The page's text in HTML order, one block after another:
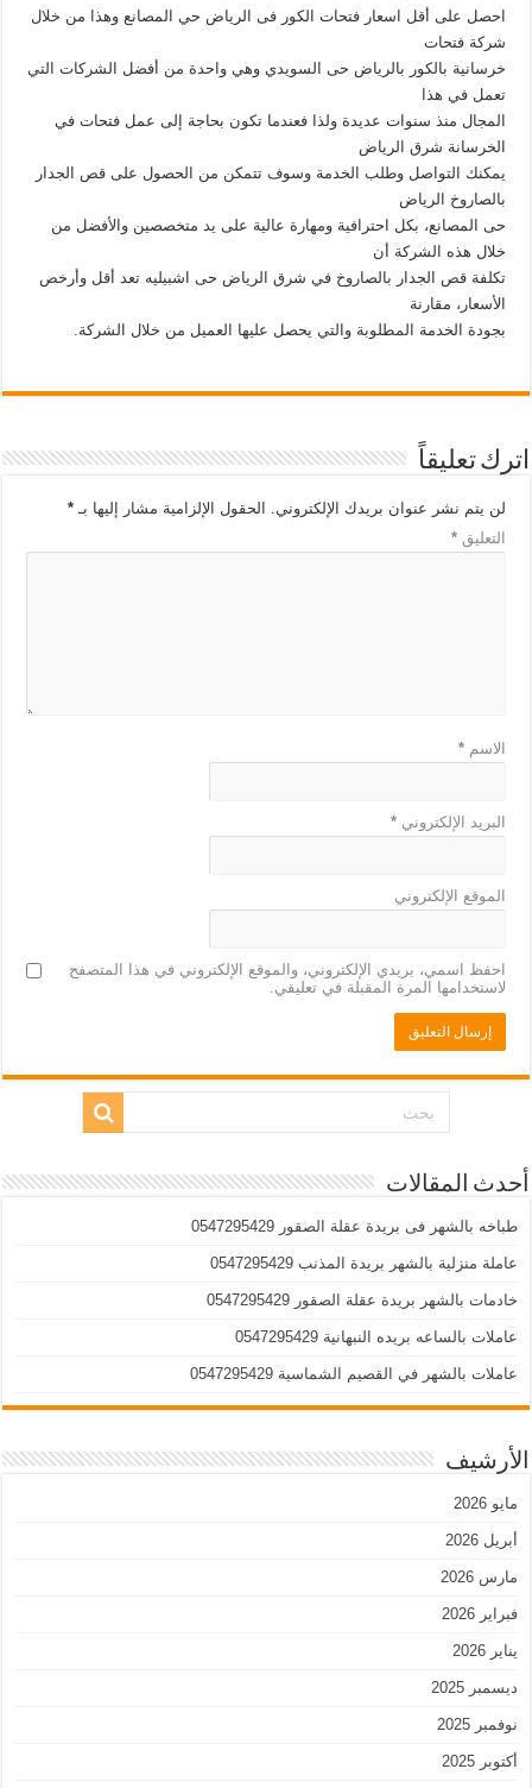
احصل على أقل اسعار فتحات الكور فى الرياض حي المصانع وهذا من خلال
شركة فتحات
خرسانية بالكور بالرياض حى السويدي وهي واحدة من أفضل الشركات التي
تعمل في هذا
المجال منذ سنوات عديدة ولذا فعندما تكون بحاجة إلى عمل فتحات في
الخرسانة شرق الرياض
يمكنك التواصل وطلب الخدمة وسوف تتمكن من الحصول على قص الجدار
بالصاروخ الرياض
حى المصانع، بكل احترافية ومهارة عالية على يد متخصصين والأفضل من
خلال هذه الشركة أن
تكلفة قص الجدار بالصاروخ في شرق الرياض حى اشبيليه تعد أقل وأرخص
الأسعار، مقارنة
بجودة الخدمة المطلوبة والتي يحصل عليها العميل من خلال الشركة.
اترك تعليقاً
لن يتم نشر عنوان بريدك الإلكتروني. الحقول الإلزامية مشار إليها بـ*
التعليق*
الاسم*
البريد الإلكتروني*
الموقع الإلكتروني
احفظ اسمي، بريدي الإلكتروني، والموقع الإلكتروني في هذا المتصفح
لاستخدامها المرة المقبلة في تعليقي.
أحدث المقالات
طباخه بالشهر فى بريدة عقلة الصقور 0547295429
عاملة منزلية بالشهر بريدة المذنب 0547295429
خادمات بالشهر بريدة عقلة الصقور 0547295429
عاملات بالساعه بريده النبهانية 0547295429
عاملات بالشهر في القصيم الشماسية 0547295429
الأرشيف
مايو 2026
أبريل 2026
مارس 2026
فبراير 2026
يناير 2026
ديسمبر 2025
نوفمبر 2025
أكتوبر 2025